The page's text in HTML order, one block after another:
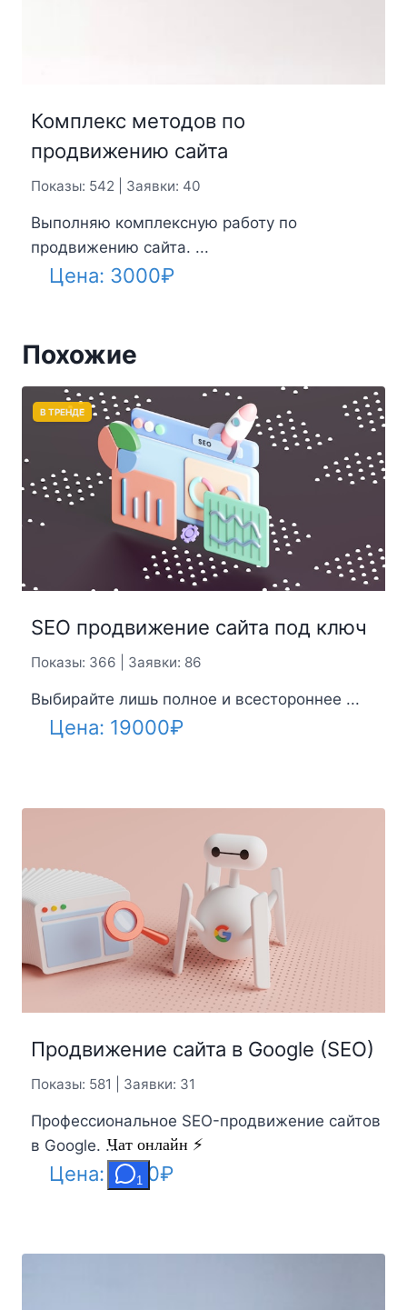
Комплекс методов по
продвижению сайта
Показы: 542 | Заявки: 40
Выполняю комплексную работу по
продвижению сайта. ...
Цена: 3000₽
Похожие
В ТРЕНДЕ
SEO продвижение сайта под ключ
Показы: 366 | Заявки: 86
Выбирайте лишь полное и всестороннее ...
Цена: 19000₽
Продвижение сайта в Google (SEO)
Показы: 581 | Заявки: 31
Профессиональное SEO-продвижение сайтов
в Google. ...
Цена: 3700₽